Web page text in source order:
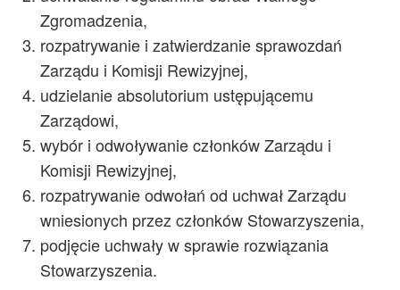
Zgromadzenia,
rozpatrywanie i zatwierdzanie sprawozdań
Zarządu i Komisji Rewizyjnej,
udzielanie absolutorium ustępującemu
Zarządowi,
wybór i odwoływanie członków Zarządu i
Komisji Rewizyjnej,
rozpatrywanie odwołań od uchwał Zarządu
wniesionych przez członków Stowarzyszenia,
podjęcie uchwały w sprawie rozwiązania
Stowarzyszenia.